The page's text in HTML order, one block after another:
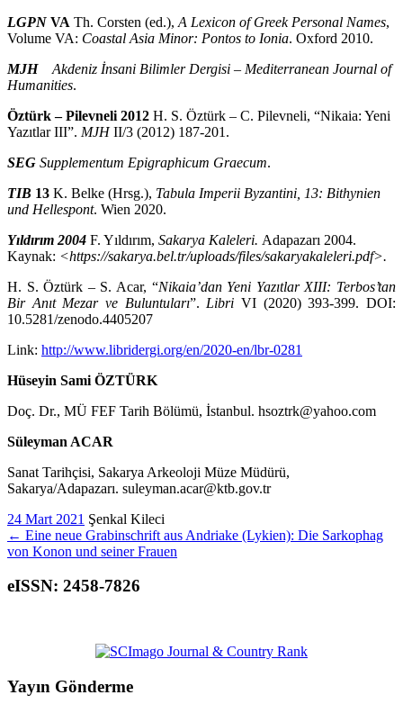
LGPN VA Th. Corsten (ed.), A Lexicon of Greek Personal Names,
Volume VA: Coastal Asia Minor: Pontos to Ionia. Oxford 2010.
MJH
Akdeniz İnsani Bilimler Dergisi – Mediterranean Journal of
Humanities.
Öztürk– Pilevneli 2012 H. S. Öztürk – C. Pilevneli, “Nikaia: Yeni
Yazıtlar III”. MJHII/3 (2012) 187-201.
SEG Supplementum Epigraphicum Graecum.
TIB 13 K. Belke (Hrsg.), Tabula Imperii Byzantini, 13: Bithynien
und Hellespont. Wien 2020.
Yıldırım 2004 F. Yıldırım, Sakarya Kaleleri. Adapazarı 2004.
Kaynak: <https://sakarya.bel.tr/uploads/files/sakaryakaleleri.pdf>.
H. S. Öztürk – S. Acar, “Nikaia’dan Yeni Yazıtlar XIII: Terbos’tan
Bir Anıt Mezar ve Buluntuları”. Libri VI (2020) 393-399. DOI:
10.5281/zenodo.4405207
Link: http://www.libridergi.org/en/2020-en/lbr-0281
Hüseyin Sami ÖZTÜRK
Doç. Dr., MÜ FEF Tarih Bölümü, İstanbul. hsoztrk@yahoo.com
Süleyman ACAR
Sanat Tarihçisi, Sakarya Arkeoloji Müze Müdürü,
Sakarya/Adapazarı. suleyman.acar@ktb.gov.tr
24 Mart 2021 Şenkal Kileci
← Eine neue Grabinschrift aus Andriake (Lykien): Die Sarkophag
von Konon und seiner Frauen
eISSN: 2458-7826
Yayın Gönderme